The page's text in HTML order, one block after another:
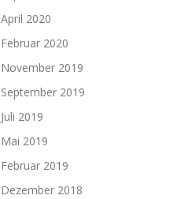
April 2020
Februar 2020
November 2019
September 2019
Juli 2019
Mai 2019
Februar 2019
Dezember 2018